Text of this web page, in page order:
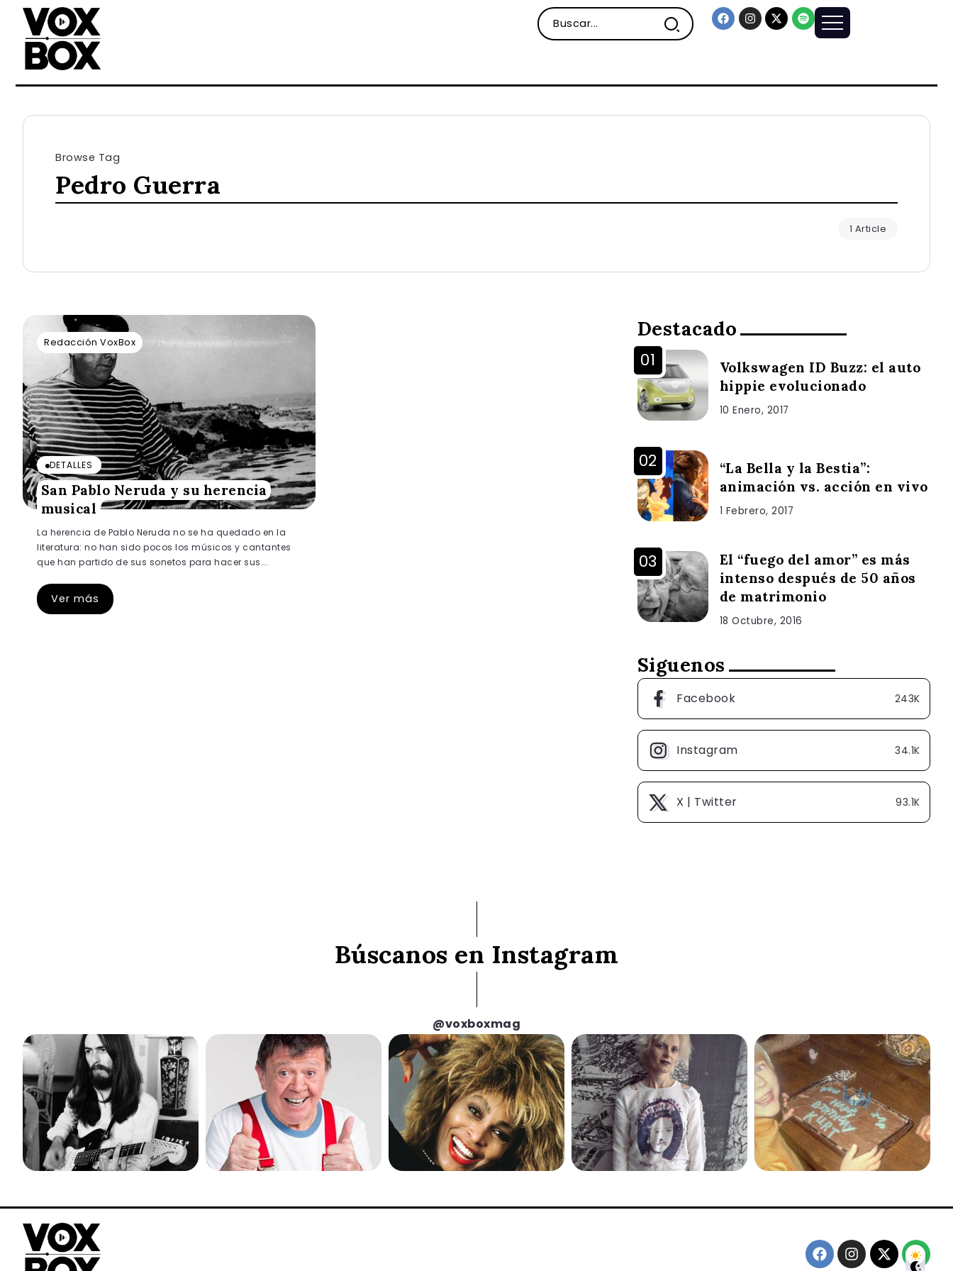
Browse Tag
Pedro Guerra
1 Article
Redacción VoxBox
DETALLES
San Pablo Neruda y su herencia
musical
La herencia de Pablo Neruda no se ha quedado en la
literatura: no han sido pocos los músicos y cantantes
que han partido de sus sonetos para hacer sus...
Ver más
Destacado
Volkswagen ID Buzz: el auto
hippie evolucionado
10 Enero, 2017
“La Bella y la Bestia”:
animación vs. acción en vivo
1 Febrero, 2017
El “fuego del amor” es más
intenso después de 50 años
de matrimonio
18 Octubre, 2016
Siguenos
Facebook 243K
Instagram 34.1K
X | Twitter 93.1K
Búscanos en Instagram
@voxboxmag